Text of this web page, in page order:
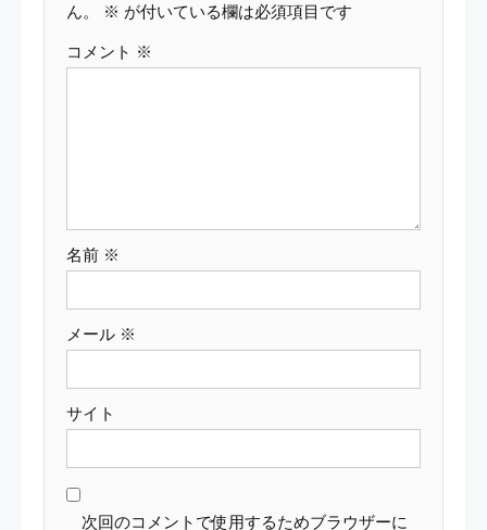
ー
シ
ん。
※ が付いている欄は必須項目です
コメント ※
名前 ※
メール ※
サイト
次回のコメントで使用するためブラウザーに